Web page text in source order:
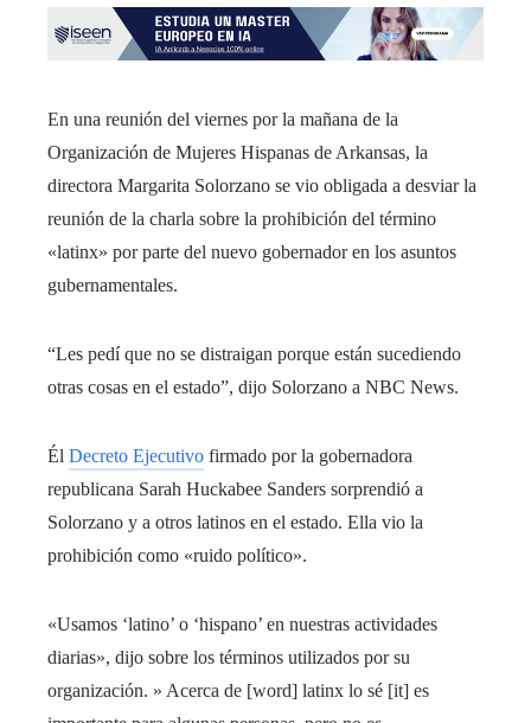
En una reunión del viernes por la mañana de la
Organización de Mujeres Hispanas de Arkansas, la
directora Margarita Solorzano se vio obligada a desviar la
reunión de la charla sobre la prohibición del término
«latinx» por parte del nuevo gobernador en los asuntos
gubernamentales.
“Les pedí que no se distraigan porque están sucediendo
otras cosas en el estado”, dijo Solorzano a NBC News.
Él Decreto Ejecutivo firmado por la gobernadora
republicana Sarah Huckabee Sanders sorprendió a
Solorzano y a otros latinos en el estado. Ella vio la
prohibición como «ruido político».
«Usamos ‘latino’ o ‘hispano’ en nuestras actividades
diarias», dijo sobre los términos utilizados por su
organización. » Acerca de [word] latinx lo sé [it] es